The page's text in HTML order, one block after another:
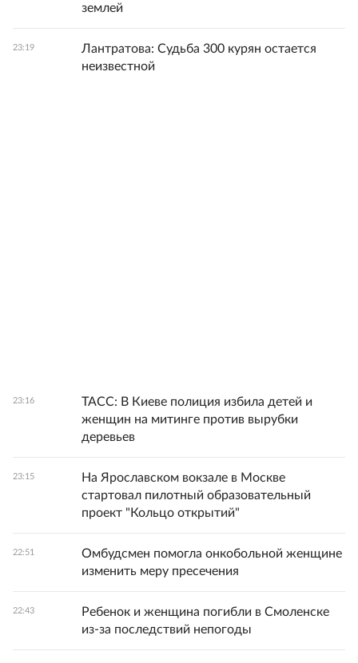
землей
23:19
Лантратова: Судьба 300 курян остается
неизвестной
23:16
ТАСС: В Киеве полиция избила детей и
женщин на митинге против вырубки
деревьев
23:15
На Ярославском вокзале в Москве
стартовал пилотный образовательный
проект "Кольцо открытий"
22:51
Омбудсмен помогла онкобольной женщине
изменить меру пресечения
22:43
Ребенок и женщина погибли в Смоленске
из-за последствий непогоды